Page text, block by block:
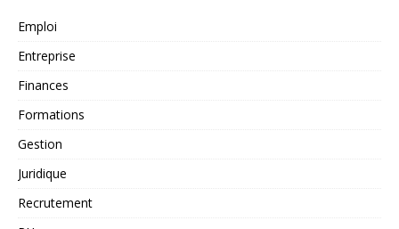
Emploi
Entreprise
Finances
Formations
Gestion
Juridique
Recrutement